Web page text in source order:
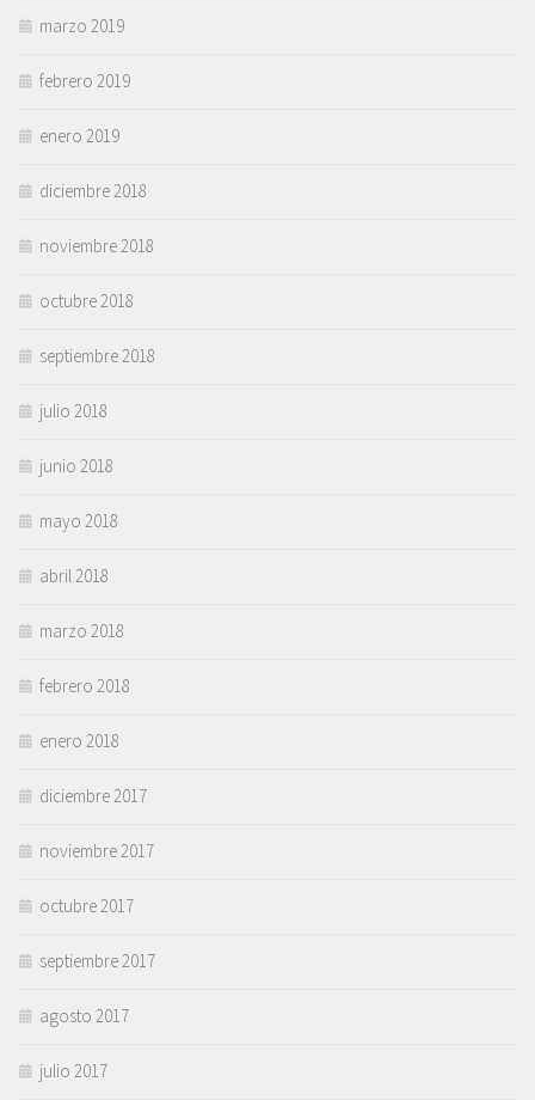
marzo 2019
febrero 2019
enero 2019
diciembre 2018
noviembre 2018
octubre 2018
septiembre 2018
julio 2018
junio 2018
mayo 2018
abril 2018
marzo 2018
febrero 2018
enero 2018
diciembre 2017
noviembre 2017
octubre 2017
septiembre 2017
agosto 2017
julio 2017